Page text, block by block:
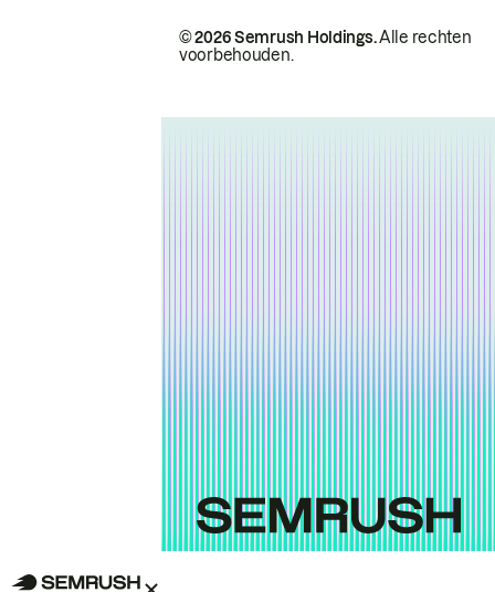
© 2026 Semrush Holdings.Alle rechten
voorbehouden.